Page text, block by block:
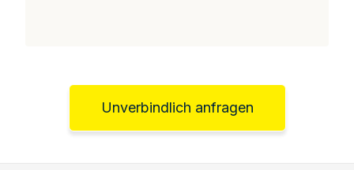
Unverbindlich anfragen